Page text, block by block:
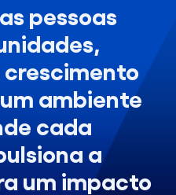
pessoas
crescimento
ambiente
cada
a
um impacto